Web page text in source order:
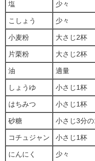
塩 少々
こしょう 少々
小麦粉 大さじ2杯
片栗粉 大さじ2杯
油 適量
しょうゆ 小さじ1杯
はちみつ 小さじ1杯
砂糖 小さじ3分
コチュジャン 小さじ1杯
にんにく 少々